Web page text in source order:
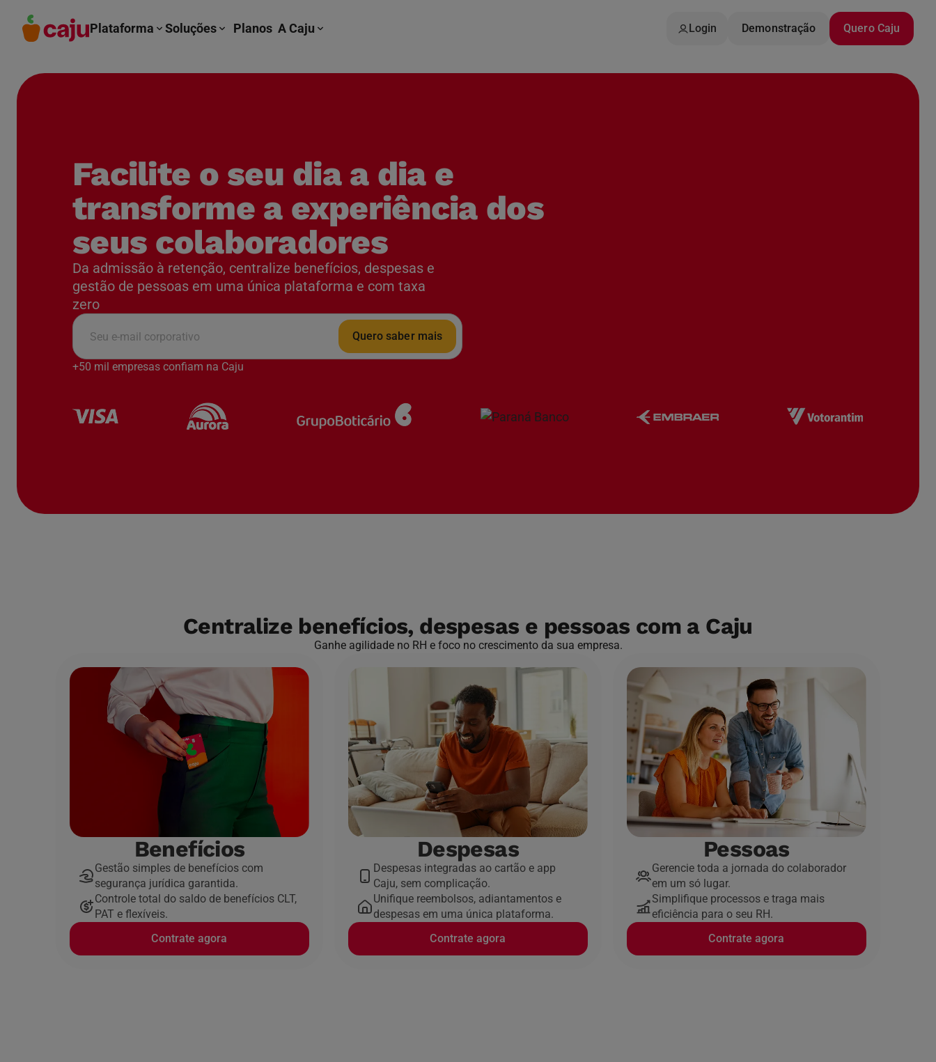
Plataforma Soluções Planos A Caju Login Demonstração Quero Caju
Facilite o seu dia a dia e
transforme a experiência dos
seus colaboradores
Da admissão à retenção, centralize benefícios, despesas e
gestão de pessoas em uma única plataforma e com taxa
zero
Quero saber mais
+50 mil empresas confiam na Caju
Centralize benefícios, despesas e pessoas com a Caju
Ganhe agilidade no RH e foco no crescimento da sua empresa.
Benefícios
Gestão simples de benefícios com
segurança jurídica garantida.
Controle total do saldo de benefícios CLT,
PAT e flexíveis.
Contrate agora
Despesas
Despesas integradas ao cartão e app
Caju, sem complicação.
Unifique reembolsos, adiantamentos e
despesas em uma única plataforma.
Contrate agora
Pessoas
Gerencie toda a jornada do colaborador
em um só lugar.
Simplifique processos e traga mais
eficiência para o seu RH.
Contrate agora